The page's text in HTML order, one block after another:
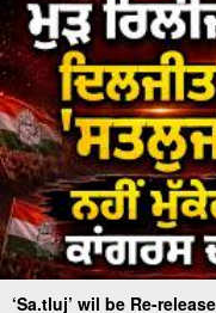
‘Sa.tluj’ wil be Re-